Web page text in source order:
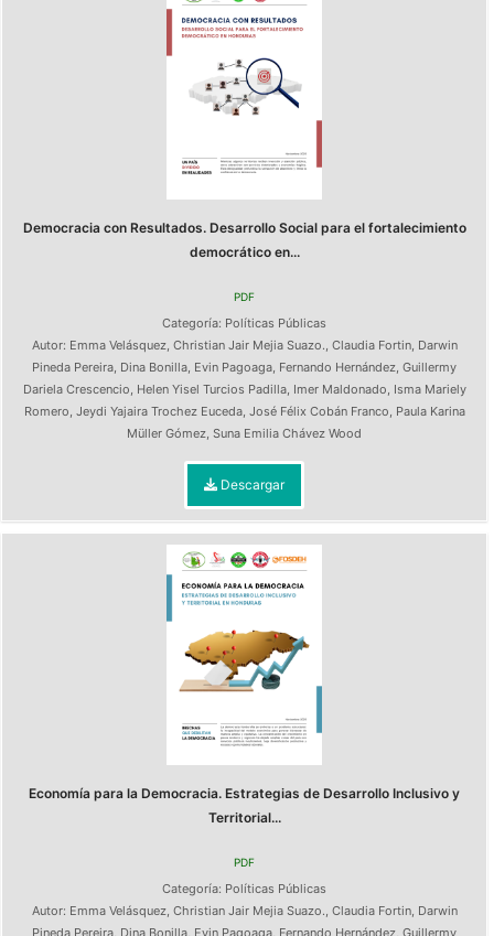
Democracia con Resultados. Desarrollo Social para el fortalecimiento
democrático en...
PDF
Categoría: Políticas Públicas
Autor: Emma Velásquez, Christian Jair Mejia Suazo., Claudia Fortin, Darwin
Pineda Pereira, Dina Bonilla, Evin Pagoaga, Fernando Hernández, Guillermy
Dariela Crescencio, Helen Yisel Turcios Padilla, Imer Maldonado, Isma Mariely
Romero, Jeydi Yajaira Trochez Euceda, José Félix Cobán Franco, Paula Karina
Müller Gómez, Suna Emilia Chávez Wood
Descargar
Economía para la Democracia. Estrategias de Desarrollo Inclusivo y
Territorial...
PDF
Categoría: Políticas Públicas
Autor: Emma Velásquez, Christian Jair Mejia Suazo., Claudia Fortin, Darwin
Pineda Pereira, Dina Bonilla, Evin Pagoaga, Fernando Hernández, Guillermy